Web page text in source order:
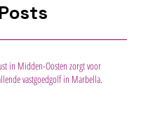
in Midden-Oosten zorgt voor
vastgoedgolf in Marbella.